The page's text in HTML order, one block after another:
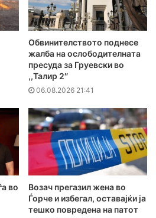
Обвинителството поднесе
жалба на ослободителната
пресуда за Груевски во
,,Талир 2″
06.08.2026 21:41
во
Возач прегазил жена во
Ѓорче и избегал, оставајќи ја
тешко повредена на патот